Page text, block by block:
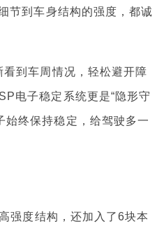
到车身结构的强度，都诚
到车周情况，轻松避开障
电子稳定系统更是“隐形守
始终保持稳定，给驾驶多一
度结构，还加入了6块本